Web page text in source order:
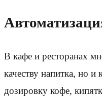
В кафе и ресторанах
качеству напитка, но и
дозировку кофе,